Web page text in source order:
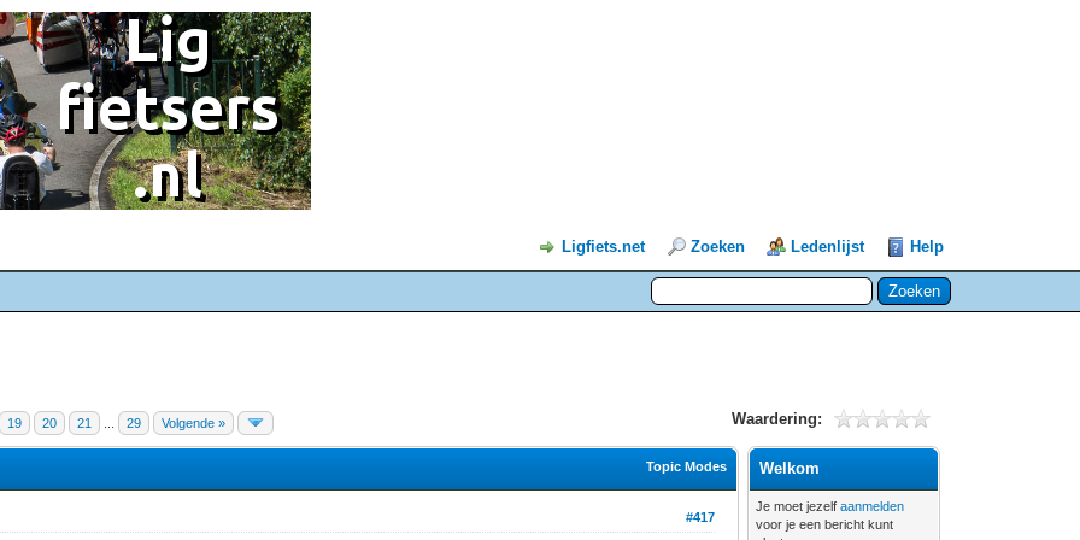
Ligfiets.net Zoeken Ledenlijst Help
19 20 21 29 Volgende » Waardering:
Topic Modes
#417
Welkom
Je moet jezelfaanmelden
voor je een bericht kunt